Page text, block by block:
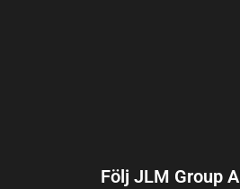
Följ JLM Group